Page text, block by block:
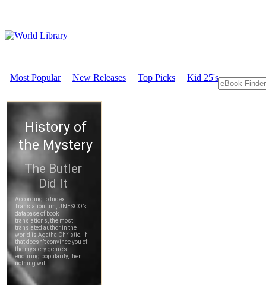
Most Popular New Releases Top Picks Kid 25's